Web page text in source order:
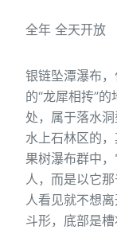
全年 全天开放
银链坠潭瀑布
的“龙犀相抟”
处，属于落水
水上石林区的
果树瀑布群中
人，而是以它
人看见就不想
斗形，底部是